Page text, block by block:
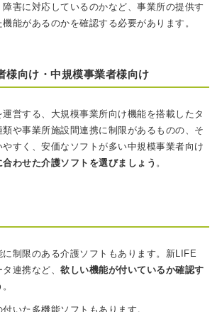
害に対応しているのかなど、事業所の提供す
能があるのかを確認する必要があります。
向け・中規模事業者様向け
営する、大規模事業所向け機能を搭載したタ
や事業所施設間連携に制限があるものの、そ
すく、安価なソフトが多い中規模事業者向け
わせた介護ソフトを選びましょう 。
制限のある介護ソフトもあります。新LIFE
タ連携など、欲しい機能が付いているか確認す
。
いた多機能ソフトもあります。